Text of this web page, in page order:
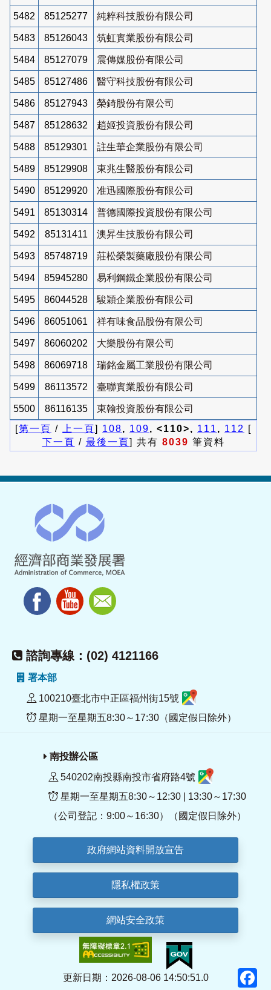
5482 85125277 純粹科技股份有限公司
5483 85126043 筑虹實業股份有限公司
5484 85127079 震傳媒股份有限公司
5485 85127486 醫守科技股份有限公司
5486 85127943 榮錡股份有限公司
5487 85128632 趙姬投資股份有限公司
5488 85129301 註生華企業股份有限公司
5489 85129908 東兆生醫股份有限公司
5490 85129920 准迅國際股份有限公司
5491 85130314 普德國際投資股份有限公司
5492 85131411 澳昇生技股份有限公司
5493 85748719 莊松榮製藥廠股份有限公司
5494 85945280 易利鋼鐵企業股份有限公司
5495 86044528 駿穎企業股份有限公司
5496 86051061 祥有味食品股份有限公司
5497 86060202 大樂股份有限公司
5498 86069718 瑞銘金屬工業股份有限公司
5499 86113572 臺聯實業股份有限公司
5500 86116135
東翰投資股份有限公司
[第一頁 / 上一頁] 108, 109, <110>, 111 , 112
[
下一頁 / 最後一頁] 共有 8039 筆資料
諮詢專線：(02) 4121166
署本部
100210臺北市中正區福州街15號
星期一至星期五8:30～17:30（國定假日除外）
南投辦公區
540202南投縣南投市省府路4號
星期一至星期五8:30～12:30 | 13:30～17:30
（公司登記：9:00～16:30）（國定假日除外）
政府網站資料開放宣告
隱私權政策
網站安全政策
更新日期：2026-08-06 14:50:51.0